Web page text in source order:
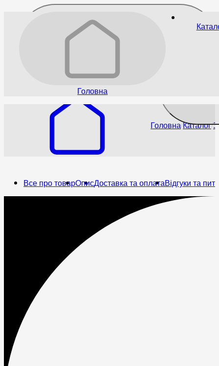
Головна
ГоловнаКаталог
Все про товарОписДоставка та оплатаВідгуки та